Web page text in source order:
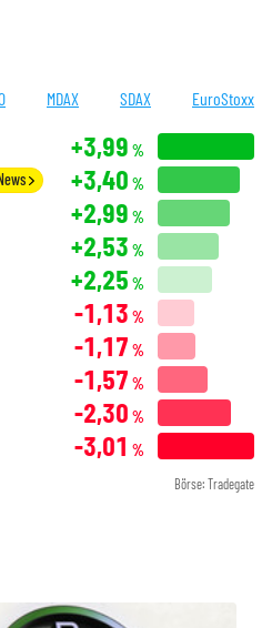
MDAX SDAX EuroStoxx
+3,99 %
+3,40 %
+2,99 %
+2,53 %
+2,25 %
-1,13 %
-1,17 %
-1,57 %
-2,30 %
-3,01 %
Börse: Tradegate